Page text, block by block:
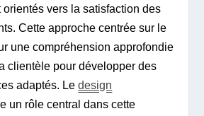
orientés vers la satisfaction des
Cette approche centrée sur le
une compréhension approfondie
clientèle pour développer des
adaptés. Ledesign
un rôle central dans cette